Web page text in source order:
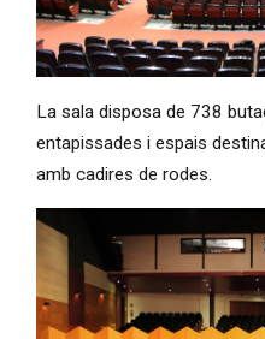
La sala disposa de 738
entapissades i espais
amb cadires de rodes.